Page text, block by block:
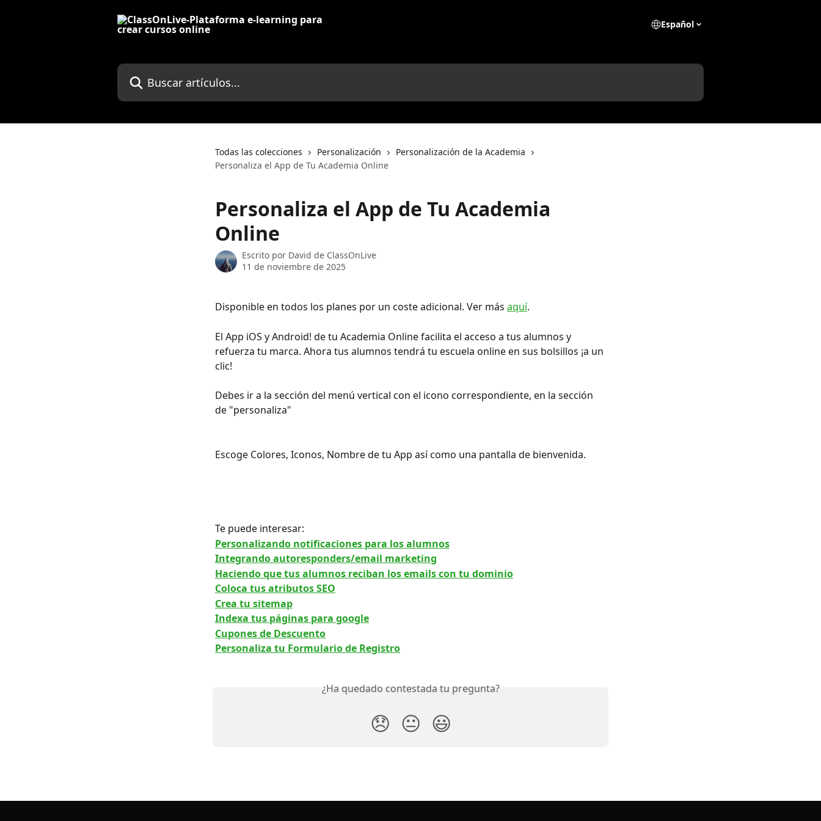
Español
Buscar artículos...
Todas las colecciones Personalización
Personalización de la Academia
Personaliza el App de Tu Academia Online
Personaliza el App de Tu Academia
Online
Escrito por David de ClassOnLive
11 de noviembre de 2025
Disponible en todos los planes por un coste adicional. Ver más aquí.
El App iOS y Android! de tu Academia Online facilita el acceso a tus alumnos y
refuerza tu marca. Ahora tus alumnos tendrá tu escuela online en sus bolsillos ¡a un
clic!
Debes ir a la sección del menú vertical con el icono correspondiente, en la sección
de "personaliza"
Escoge Colores, Iconos, Nombre de tu App así como una pantalla de bienvenida.
Te puede interesar:
Personalizando notificaciones para los alumnos
Integrando autoresponders/email marketing
Haciendo que tus alumnos reciban los emails con tu dominio
Coloca tus atributos SEO
Crea tu sitemap
Indexa tus páginas para google
Cupones de Descuento
Personaliza tu Formulario de Registro
¿Ha quedado contestada tu pregunta?
😞 😐 😃